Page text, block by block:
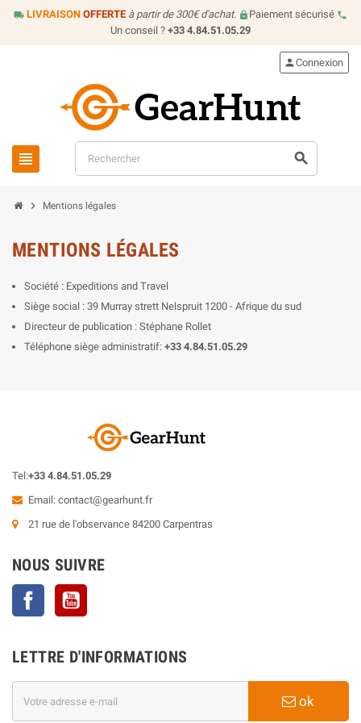
local_shipping LIVRAISON OFFERTE à partir de 300€ d'achat. lock Paiement sécurisé call
Un conseil ? +33 4.84.51.05.29
view_headline search
personConnexion
chevron_right Mentions légales
MENTIONS LÉGALES
Société : Expeditions and Travel
Siège social : 39 Murray strett Nelspruit 1200 - Afrique du sud
Directeur de publication : Stéphane Rollet
Téléphone siège administratif: +33 4.84.51.05.29
Tel:+33 4.84.51.05.29
Email: contact@gearhunt.fr
21 rue de l'observance 84200 Carpentras
NOUS SUIVRE
Facebook
LETTRE D'INFORMATIONS
ok